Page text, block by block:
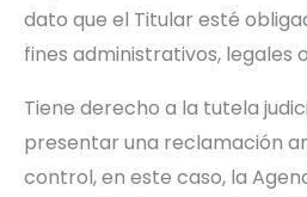
dato que el Titular esté
fines administrativos, legales
Tiene derecho a la tutela
presentar una reclamación
control, en este caso, la